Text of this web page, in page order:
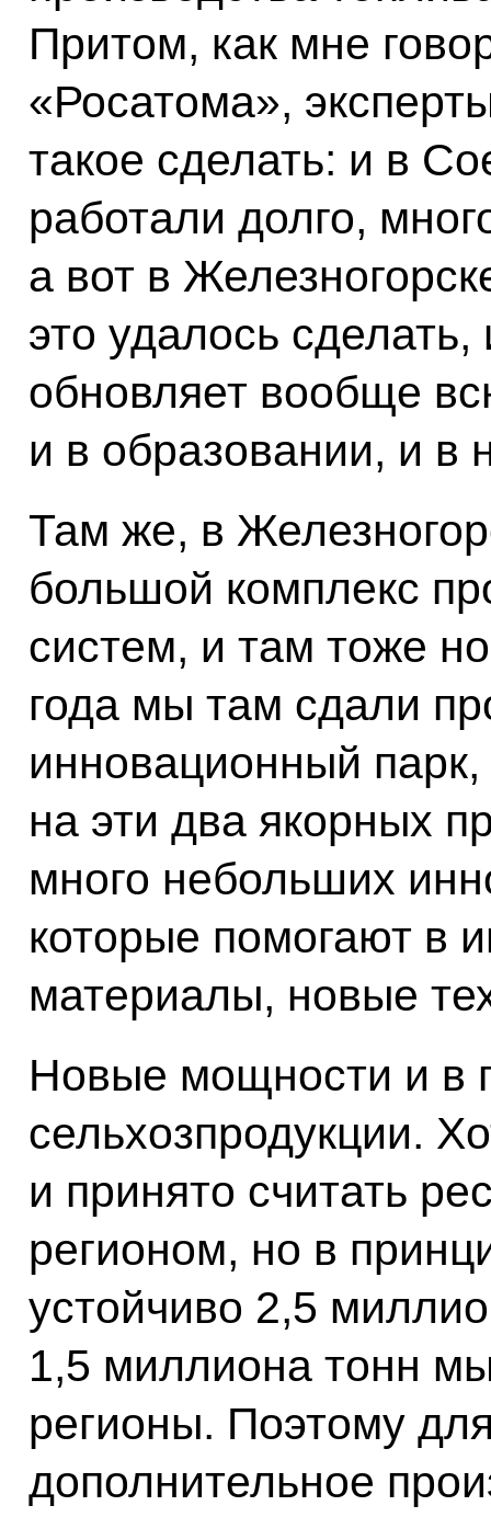
Притом, как мне
«Росатома»,
такое сделать: и в
работали долго,
а вот в
это удалось
обновляет вообще
и в образовании, и в
Там же, в
большой комплекс
систем, и там тоже
года мы там сдали
инновационный парк,
на эти два якорных
много небольших
которые помогают в
материалы, новые
Новые мощности и в
сельхозпродукции.
и принято считать
регионом, но в
устойчиво 2,5
1,5 миллиона тонн
регионы. Поэтому
дополнительное